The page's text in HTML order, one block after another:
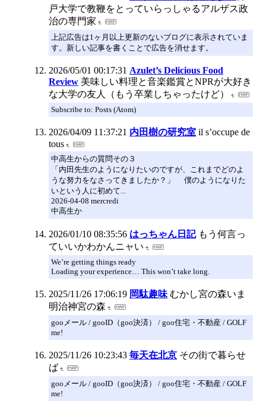
戸大学で教鞭をとっていらっしゃるアルザス政
治の専門家
上記広告は1ヶ月以上更新のないブログに表示されていま
す。新しい記事を書くことで広告を消せます。
2026/05/01 00:17:31 Azulet’s Delicious Food
Review 美味しい料理と音楽鑑賞とNPRが大好き
な大学の友人（もう卒業しちゃったけど）
Subscribe to: Posts (Atom)
2026/04/09 11:37:21 内田樹の研究室 il s’occupe de
tous
中高生からの質問その３
「内田先生のようになりたいのですが、これまでどのよ
うな努力をなさってきましたか？」 僕のようになりた
いという人に初めて...
2026-04-08 mercredi
中高生か
2026/01/10 08:35:56 はっちゃん日記 もう何言っ
ていいかわかんニャい
We’re getting things ready
Loading your experience… This won’t take long.
2025/11/26 17:06:19 岡駄趣味 むかし宮の森いま
明治神宮の森
gooメール / gooID（goo決済） / goo住宅・不動産 / GOLF
me!
2025/11/26 10:23:43 毎天在北京 その街で暮らせ
ば
gooメール / gooID（goo決済） / goo住宅・不動産 / GOLF
me!